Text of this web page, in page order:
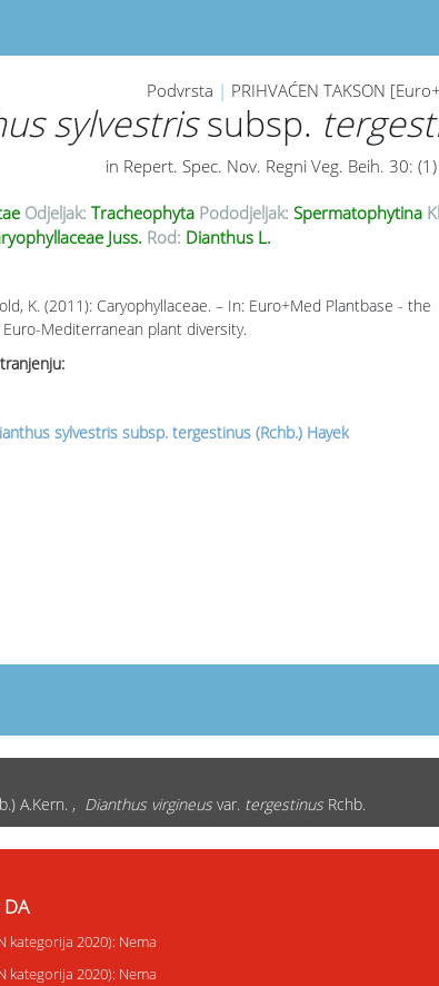
Podvrsta | PRIHVAĆEN TAKSON
sylvestrissubsp.
in Repert. Spec. Nov. Regni Veg. Beih. 30:
Odjeljak: Tracheophyta Pododjeljak: Spermatophytina
Juss. Rod: Dianthus L.
K. (2011): Caryophyllaceae. – In: Euro+Med Plantbase - the
Mediterranean plant diversity.
sylvestris subsp. tergestinus (Rchb.) Hayek
A.Kern. , Dianthus virgineusvar. tergestinusRchb.
kategorija 2020): Nema
kategorija 2020): Nema